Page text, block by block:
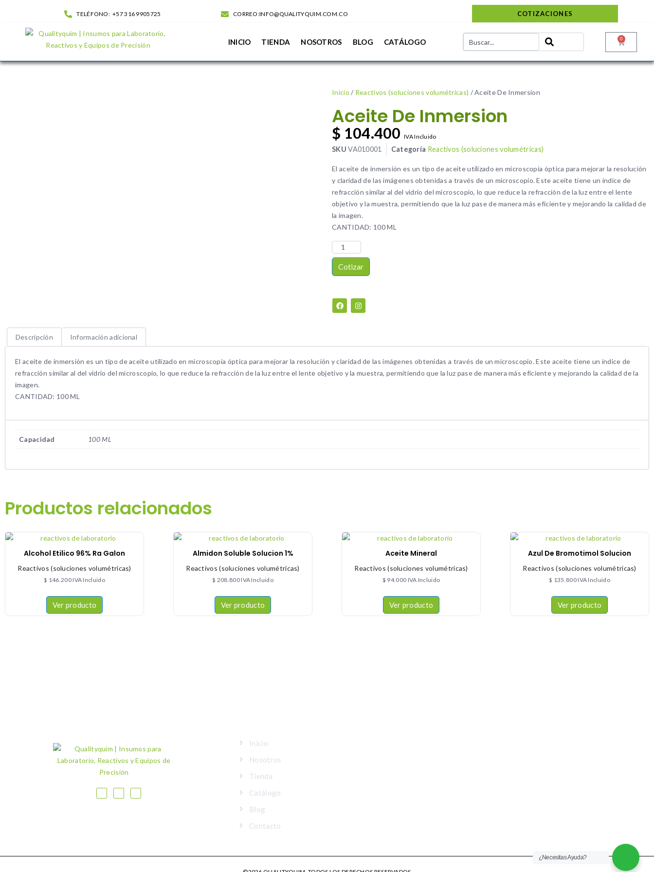
TELÉFONO: +57 316 9905725 CORREO:INFO@QUALITYQUIM.COM.CO COTIZACIONES
INICIO TIENDA NOSOTROS BLOG CATÁLOGO 0
Inicio / Reactivos (soluciones volumétricas) / Aceite De Inmersion
Aceite De Inmersion
$ 104.400 IVA Incluido
SKUVA010001 Categoría Reactivos (soluciones volumétricas)
El aceite de inmersión es un tipo de aceite utilizado en microscopía óptica para mejorar la resolución
y claridad de las imágenes obtenidas a través de un microscopio. Este aceite tiene un índice de
refracción similar al del vidrio del microscopio, lo que reduce la refracción de la luz entre el lente
objetivo y la muestra, permitiendo que la luz pase de manera más eficiente y mejorando la calidad de
la imagen.
CANTIDAD: 100 ML
Cotizar
Descripción Información adicional
El aceite de inmersión es un tipo de aceite utilizado en microscopía óptica para mejorar la resolución y claridad de las imágenes obtenidas a través de un microscopio. Este aceite tiene un índice de
refracción similar al del vidrio del microscopio, lo que reduce la refracción de la luz entre el lente objetivo y la muestra, permitiendo que la luz pase de manera más eficiente y mejorando la calidad de la
imagen.
CANTIDAD: 100 ML
Capacidad 100 ML
Productos relacionados
Alcohol Etilico 96% Ra Galon
Reactivos (soluciones volumétricas)
$ 146.200IVA Incluido
Ver producto
Almidon Soluble Solucion 1%
Reactivos (soluciones volumétricas)
$ 208.800IVA Incluido
Ver producto
Aceite Mineral
Reactivos (soluciones volumétricas)
$ 94.000 IVA Incluido
Ver producto
Azul De Bromotimol Solucion
Reactivos (soluciones volumétricas)
$ 135.800IVA Incluido
Ver producto
Inicio
Nosotros
Tienda
Catálogo
Blog
Contacto
¿Necesitas Ayuda?